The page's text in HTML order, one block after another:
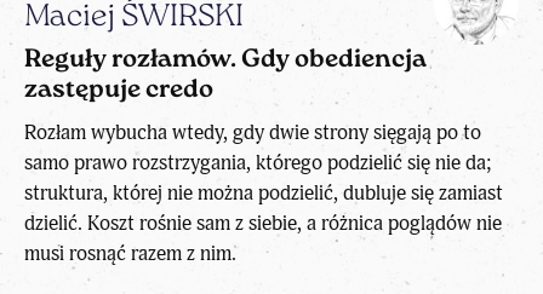
Maciej ŚWIRSKI
Reguły rozłamów. Gdy obediencja
zastępuje credo
Rozłam wybucha wtedy, gdy dwie strony sięgają po to
samo prawo rozstrzygania, którego podzielić się nie da;
struktura, której nie można podzielić, dubluje się zamiast
dzielić. Koszt rośnie sam z siebie, a różnica poglądów nie
musi rosnąć razem z nim.